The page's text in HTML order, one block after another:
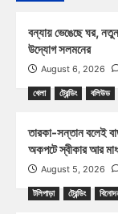
বন্যায় ভেঙেছে ঘর,
উদ্যোগ সলমনের
August 6, 2026
খেলা ট্রেন্ডিং বলিউড
তারকা-সন্তান বলেই
অকপটে স্বীকার আর
August 5, 2026
টলিপাড়া ট্রেন্ডিং